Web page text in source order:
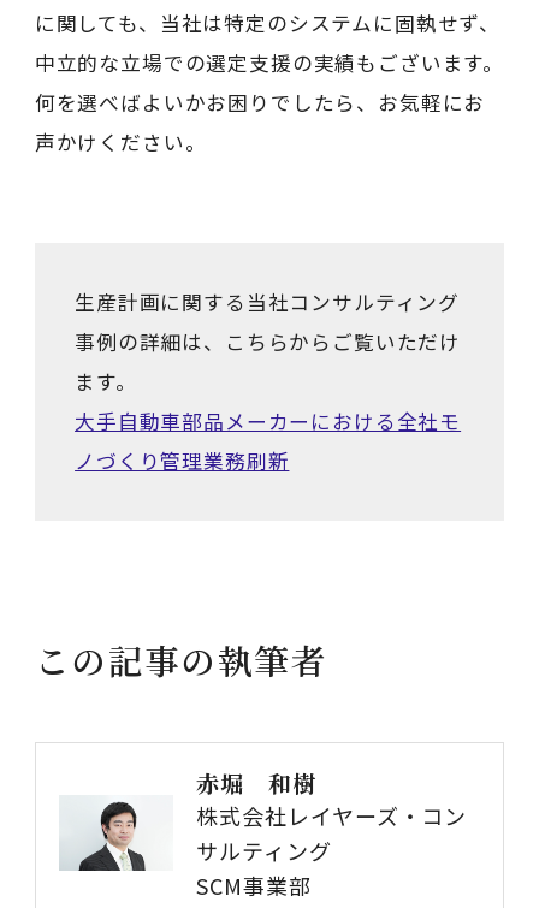
に関しても、当社は特定のシステムに固執せず、
中立的な立場での選定支援の実績もございます。
何を選べばよいかお困りでしたら、お気軽にお
声かけください。
生産計画に関する当社コンサルティング
事例の詳細は、こちらからご覧いただけ
ます。
大手自動車部品メーカーにおける全社モ
ノづくり管理業務刷新
この記事の執筆者
赤堀 和樹
株式会社レイヤーズ・コン
サルティング
SCM事業部